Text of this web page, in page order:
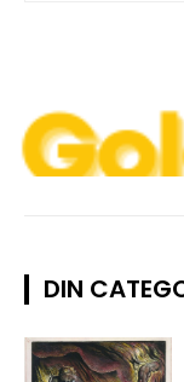
DIN